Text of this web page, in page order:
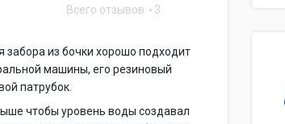
Всего отзывов 3
забора из бочки хорошо подходит
машины, его резиновый
патрубок.
чтобы уровень воды создавал